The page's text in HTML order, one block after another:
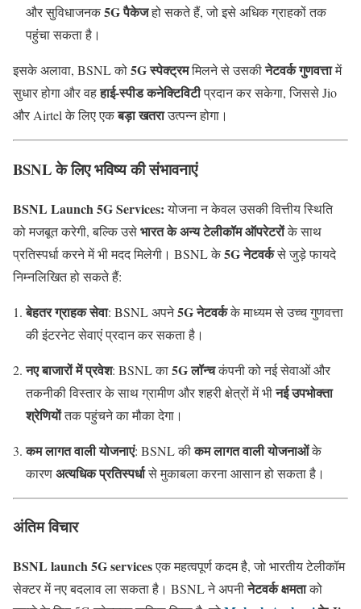
और सुविधाजनक5G पैकेजहो सकते हैं, जो इसे अधिक ग्राहकों तक
पहुंचा सकता है।
इसके अलावा, BSNL को5G स्पेक्ट्रममिलने से उसकीनेटवर्क गुणवत्तामें
सुधार होगा और वहहाई-स्पीड कनेक्टिविटीप्रदान कर सकेगा, जिससे Jio
और Airtel के लिए एकबड़ा खतराउत्पन्न होगा।
BSNL के लिए भविष्य की संभावनाएं
BSNL Launch 5G Services:योजना न केवल उसकी वित्तीय स्थिति
को मजबूत करेगी, बल्कि उसेभारत के अन्य टेलीकॉम ऑपरेटरोंके साथ
प्रतिस्पर्धा करने में भी मदद मिलेगी। BSNL के5G नेटवर्कसे जुड़े फायदे
निम्नलिखित हो सकते हैं:
बेहतर ग्राहक सेवा: BSNL अपने5G नेटवर्कके माध्यम से उच्च गुणवत्ता
की इंटरनेट सेवाएं प्रदान कर सकता है।
नए बाजारों में प्रवेश: BSNL का5G लॉन्चकंपनी को नई सेवाओं और
तकनीकी विस्तार के साथ ग्रामीण और शहरी क्षेत्रों में भीनई उपभोक्ता
श्रेणियोंतक पहुंचने का मौका देगा।
कम लागत वाली योजनाएं: BSNL कीकम लागत वाली योजनाओंके
कारणअत्यधिक प्रतिस्पर्धासे मुकाबला करना आसान हो सकता है।
अंतिम विचार
BSNL launch 5G servicesएक महत्वपूर्ण कदम है, जो भारतीय टेलीकॉम
सेक्टर में नए बदलाव ला सकता है। BSNL ने अपनीनेटवर्क क्षमताको